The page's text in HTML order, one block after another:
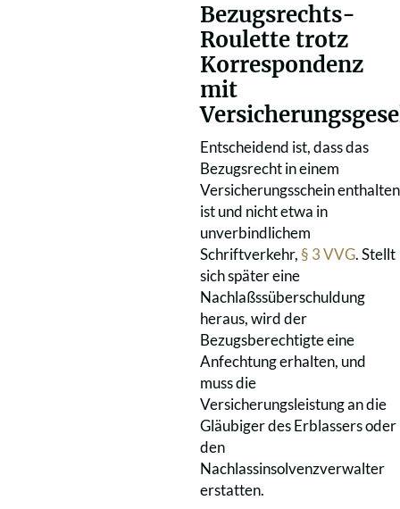
Bezugsrechts-
Roulette trotz
Korrespondenz
mit
Entscheidend ist, dass das
Bezugsrecht in einem
Versicherungsschein enthalten
ist und nicht etwa in
unverbindlichem
Schriftverkehr, § 3 VVG. Stellt
sich später eine
Nachlaßssüberschuldung
heraus, wird der
Bezugsberechtigte eine
Anfechtung erhalten, und
muss die
Versicherungsleistung an die
Gläubiger des Erblassers oder
den
Nachlassinsolvenzverwalter
erstatten.